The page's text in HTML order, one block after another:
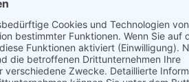
Döbler, Florian Gnad, Tobias
Rohrer und Michael Schmid.